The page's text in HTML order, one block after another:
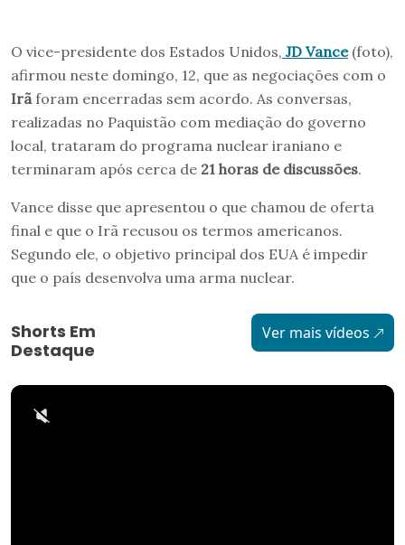
O vice-presidente dos Estados Unidos, JD Vance(foto),
afirmou neste domingo, 12, que as negociações com o
Irãforam encerradas sem acordo. As conversas,
realizadas no Paquistão com mediação do governo
local, trataram do programa nuclear iraniano e
terminaram após cerca de 21 horas de discussões.
Vance disse que apresentou o que chamou de oferta
final e que o Irã recusou os termos americanos.
Segundo ele, o objetivo principal dos EUA é impedir
que o país desenvolva uma arma nuclear.
Shorts Em
Destaque
Ver mais vídeos